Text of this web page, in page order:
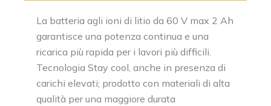
La batteria agli ioni di litio da 60 V max 2 Ah
garantisce una potenza continua e una
ricarica più rapida per i lavori più difficili.
Tecnologia Stay cool, anche in presenza di
carichi elevati; prodotto con materiali di alta
qualità per una maggiore durata